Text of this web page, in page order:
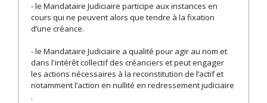
- le Mandataire Judiciaire participe aux instances en
cours qui ne peuvent alors que tendre à la fixation
d’une créance.
- le Mandataire Judiciaire a qualité pour agir au nom et
dans l'intérêt collectif des créanciers et peut engager
les actions nécessaires à la reconstitution de l’actif et
notamment l’action en nullité en redressement judiciaire
.